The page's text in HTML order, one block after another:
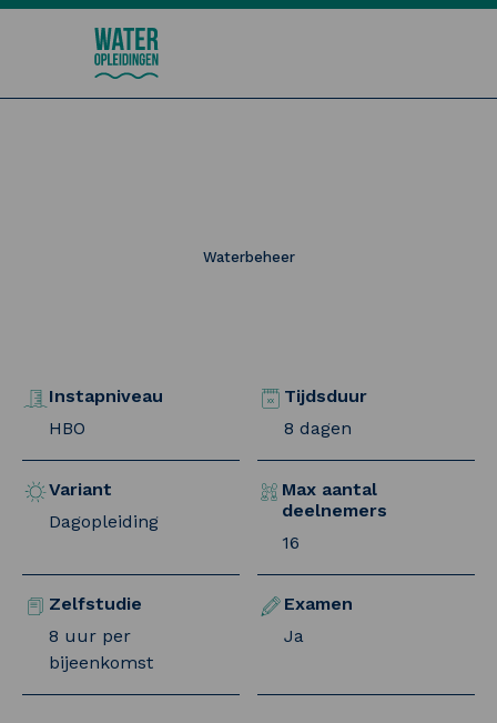
Wateropleidingen
Waterbeheer
Instapniveau
HBO
Tijdsduur
8 dagen
Variant
Dagopleiding
Max aantal
deelnemers
16
Zelfstudie
8 uur per
bijeenkomst
Examen
Ja